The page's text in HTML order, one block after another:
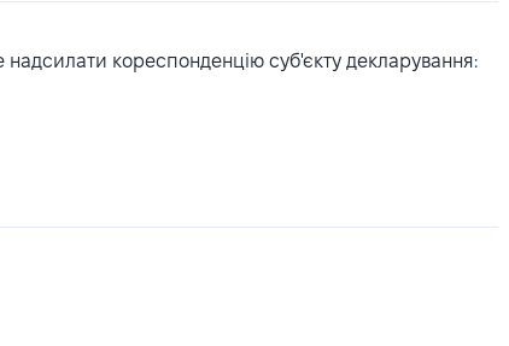
кореспонденцію суб'єкту декларування: